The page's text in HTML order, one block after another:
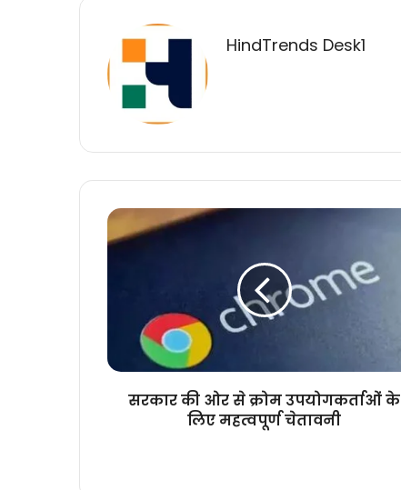
HindTrends Desk1
सरकार
की
उपयोगकर्ताओं
महत्वपूर्ण
सरकार की ओर से क्रोम उपयोगकर्ताओं के
लिए महत्वपूर्ण चेतावनी